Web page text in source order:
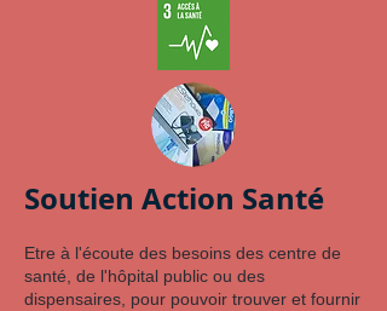
Soutien Action Santé
Etre à l'écoute des besoins des centre de
santé, de l'hôpital public ou des
dispensaires, pour pouvoir trouver et fournir